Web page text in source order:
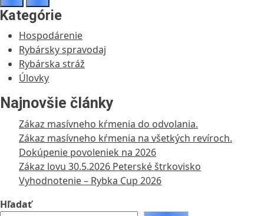
Kategórie
Hospodárenie
Rybársky spravodaj
Rybárska stráž
Úlovky
Najnovšie články
Zákaz masívneho kŕmenia do odvolania.
Zákaz masívneho kŕmenia na všetkých revíroch.
Dokúpenie povoleniek na 2026
Zákaz lovu 30.5.2026 Peterské štrkovisko
Vyhodnotenie – Rybka Cup 2026
Hľadať